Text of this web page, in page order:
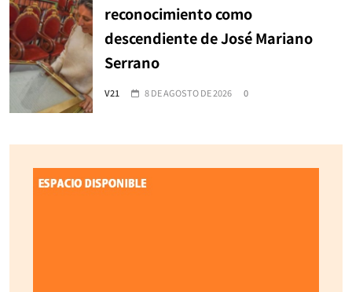
reconocimiento como
descendiente de José Mariano
Serrano
V21 8 DE AGOSTO DE 2026 0